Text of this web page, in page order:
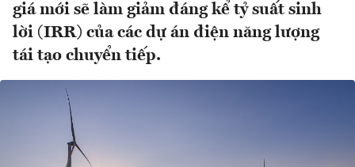
giá mới sẽ làm giảm đáng kể tỷ suất sinh
lời (IRR) của các dự án điện năng lượng
tái tạo chuyển tiếp.